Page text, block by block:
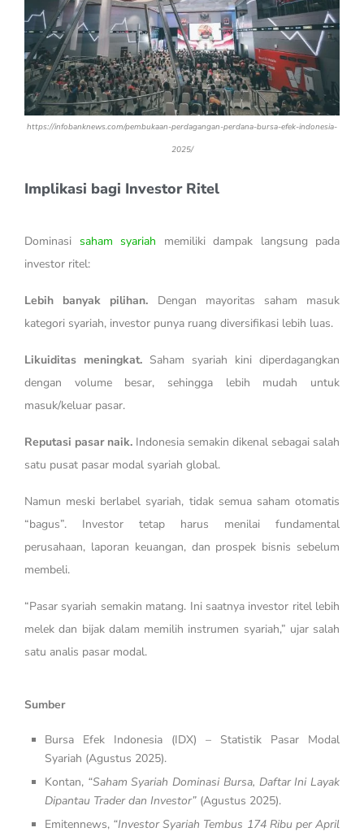
https://infobanknews.com/pembukaan-perdagangan-perdana-bursa-efek-indonesia-
2025/
Implikasi bagi Investor Ritel
Dominasi saham syariah memiliki dampak langsung pada
investor ritel:
Lebih banyak pilihan. Dengan mayoritas saham masuk
kategori syariah, investor punya ruang diversifikasi lebih luas.
Likuiditas meningkat. Saham syariah kini diperdagangkan
dengan volume besar, sehingga lebih mudah untuk
masuk/keluar pasar.
Reputasi pasar naik. Indonesia semakin dikenal sebagai salah
satu pusat pasar modal syariah global.
Namun meski berlabel syariah, tidak semua saham otomatis
“bagus”. Investor tetap harus menilai fundamental
perusahaan, laporan keuangan, dan prospek bisnis sebelum
membeli.
“Pasar syariah semakin matang. Ini saatnya investor ritel lebih
melek dan bijak dalam memilih instrumen syariah,” ujar salah
satu analis pasar modal.
Sumber
Bursa Efek Indonesia (IDX) – Statistik Pasar Modal
Syariah (Agustus 2025).
Kontan, “Saham Syariah Dominasi Bursa, Daftar Ini Layak
Dipantau Trader dan Investor” (Agustus 2025).
Emitennews, “Investor Syariah Tembus 174 Ribu per April